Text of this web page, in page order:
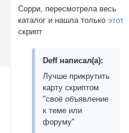
Сорри, пересмотрела весь
каталог и нашла толькоэтот
скрипт
Deff написал(а):
Лучше прикрутить
карту скриптом
"своё объявление
к теме или
форуму"